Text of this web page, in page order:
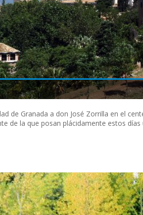
de Granada a don José Zorrilla en el
de la que posan plácidamente estos